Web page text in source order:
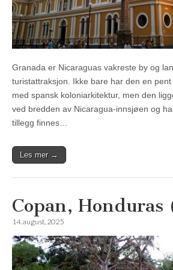
Granada er Nicaraguas vakreste by og
turistattraksjon. Ikke bare har den en
med spansk koloniarkitektur, men den
ved bredden av Nicaragua-innsjøen og
tillegg finnes…
Les mer →
Copan, Honduras
14. august, 2025